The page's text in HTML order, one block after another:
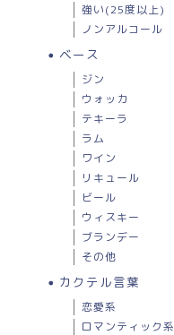
強い(25度以上)
ノンアルコール
ベース
ジン
ウォッカ
テキーラ
ラム
ワイン
リキュール
ビール
ウィスキー
ブランデー
その他
カクテル言葉
恋愛系
ロマンティック系